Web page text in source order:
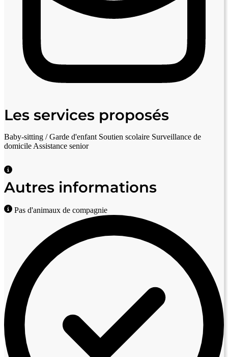
Les services proposés
Baby-sitting / Garde d'enfant Soutien scolaire Surveillance de
domicile Assistance senior
Autres informations
Pas d'animaux de compagnie